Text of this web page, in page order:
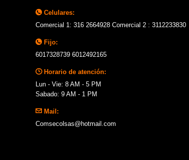
Celulares:
Comercial 1: 316 2664928 Comercial 2 : 3112233830
Fijo:
6017328739 6012492165
Horario de atención:
Lun - Vie: 8 AM - 5 PM
Sabado: 9 AM - 1 PM
Mail:
Comsecolsas@hotmail.com